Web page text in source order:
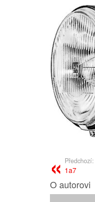
Předchozí:
1a7
O autorovi